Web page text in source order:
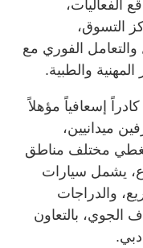
الفعاليات،
التسوق،
الفوري مع
والطبية.
وأوضح أن المؤسسة خصصت 960 كادراً إسعافياً مؤهلاً
ميدانيين،
تغطي مختلف مناطق
يشمل سيارات
والدراجات
الجوي، بالتعاون